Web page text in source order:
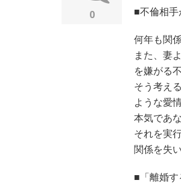
0 ■不倫相
何年も関
また、妻
を嫌がる
そう考え
ような愛
本気であ
それを実
関係を失
■「離婚